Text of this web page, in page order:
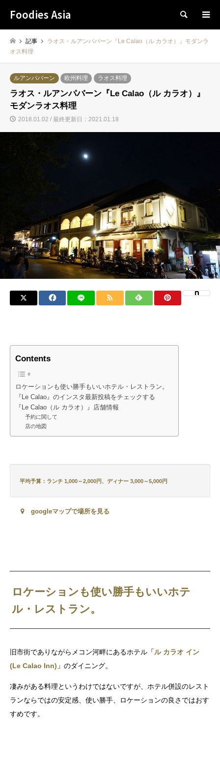
Foodies Asia 検索
記事
ラオス・ルアンパバーン『Le Calao（ル カラオ）』モダンラ
オス料理
ルアンパバーン 欧州料理 ラオス料理
ラオス・ルアンパバーン『Le Calao（ル カラオ）』
モダンラオス料理
2018.01.02 / 最終更新日：2021.01.18
Contents
ロケーションも使い勝手もいいホテル・レストラン。
『Le Calao』のインスタ最新投稿をチェックする
『Le Calao（ル カラオ）』店舗情報
予約に関して
店の地図
平均予算：ランチ 1,000～2,000円、ディナー 3,000～5,000円
googleマップで場所を見る
ロケーションも使い勝手もいいホテ
ル・レストラン。
旧市街でありながらメコン河畔にあるホテル 「ル カラオ イン
(Le Calao Inn)」 のダイニング。
凄みがある料理というわけではないですが、ホテル併設のレスト
ランならではの安定感、使い勝手、ロケーションの良さではおす
すめです。